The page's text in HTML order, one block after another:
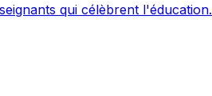
qui célèbrent l'éducation.